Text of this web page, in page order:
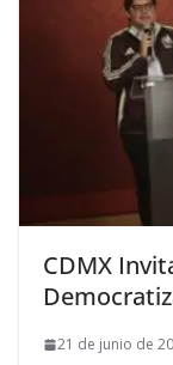
CDMX
21 de junio de